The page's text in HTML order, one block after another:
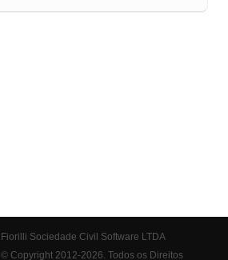
Fiorilli Sociedade Civil Software LTDA
© Copyright 2012-2026. Todos os Direitos